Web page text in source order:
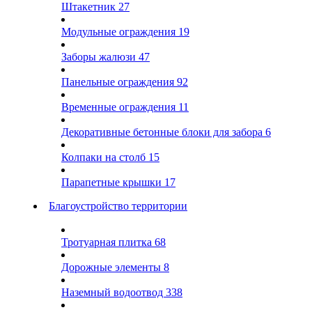
Штакетник 27
Модульные ограждения 19
Заборы жалюзи 47
Панельные ограждения 92
Временные ограждения 11
Декоративные бетонные блоки для забора 6
Колпаки на столб 15
Парапетные крышки 17
Благоустройство территории
Тротуарная плитка 68
Дорожные элементы 8
Наземный водоотвод 338